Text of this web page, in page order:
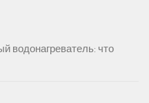
водонагреватель: что